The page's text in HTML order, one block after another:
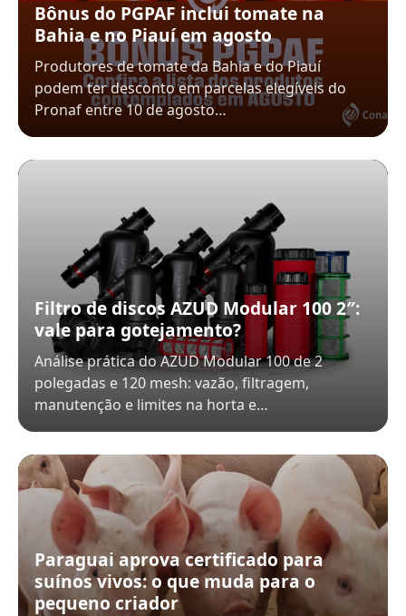
Bônus do PGPAF inclui tomate na
Bahia e no Piauí em agosto
Produtores de tomate da Bahia e do Piauí
podem ter desconto em parcelas elegíveis do
Pronaf entre 10 de agosto…
Filtro de discos AZUD Modular 100 2″:
vale para gotejamento?
Análise prática do AZUD Modular 100 de 2
polegadas e 120 mesh: vazão, filtragem,
manutenção e limites na horta e…
Paraguai aprova certificado para
suínos vivos: o que muda para o
pequeno criador